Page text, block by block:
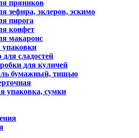
пряников
зефира, эклеров, эскимо
пирога
конфет
макаронс
сладостей
для куличей
бумажный, тишью
упаковка, сумки